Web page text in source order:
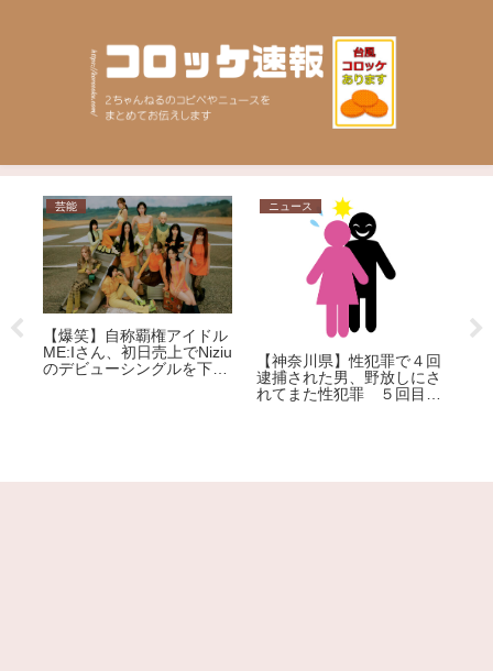
アイドル
上でNiziu
ルを下回
ニュース
【神奈川県】性犯罪で４回
逮捕された男、野放しにさ
れてまた性犯罪 ５回目の
問題
い」中国人女性の投稿に
響